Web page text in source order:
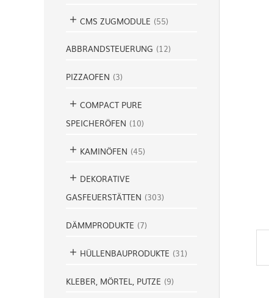
CMS ZUGMODULE (55)
ABBRANDSTEUERUNG (12)
PIZZAOFEN (3)
COMPACT PURE
SPEICHERÖFEN (10)
KAMINÖFEN (45)
DEKORATIVE
GASFEUERSTÄTTEN (303)
DÄMMPRODUKTE (7)
HÜLLENBAUPRODUKTE (31)
KLEBER, MÖRTEL, PUTZE (9)